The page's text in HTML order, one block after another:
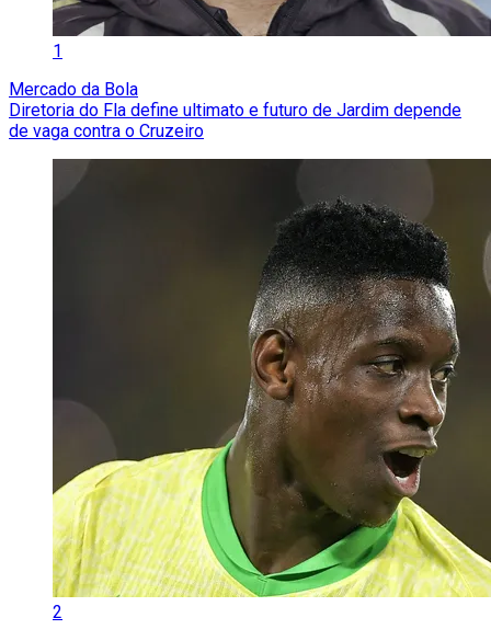
1
Mercado da Bola
Diretoria do Fla define ultimato e futuro de Jardim depende
de vaga contra o Cruzeiro
2